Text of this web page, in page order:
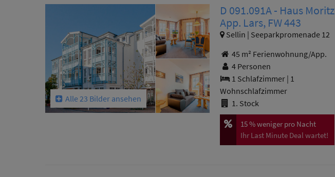
Alle 23 Bilder ansehen
D 091.091A - Haus
App. Lars, FW 443
Sellin | Seeparkpromenade 12
45 m² Ferienwohnung/App.
4 Personen
1 Schlafzimmer | 1
Wohnschlafzimmer
1. Stock
15 %weniger pro Nacht
Ihr Last Minute Deal wartet!